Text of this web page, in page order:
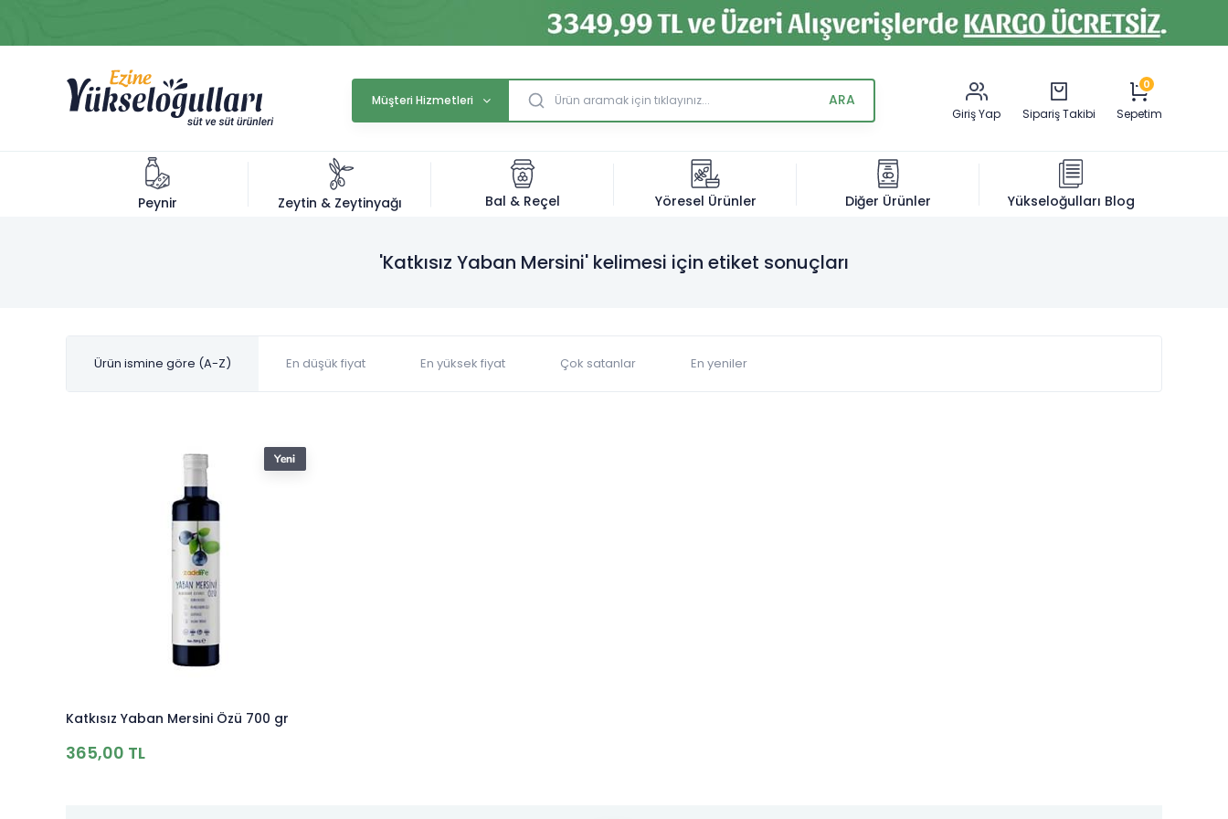
Müşteri Hizmetleri
Giriş Yap
Sipariş Takibi
0
Sepetim
Peynir Zeytin & Zeytinyağı Bal & Reçel Yöresel Ürünler Diğer Ürünler Yükseloğulları Blog
'Katkısız Yaban Mersini' kelimesi için etiket sonuçları
Ürün ismine göre (A-Z) En düşük fiyat En yüksek fiyat Çok satanlar En yeniler
Katkısız Yaban Mersini Özü 700 gr
365,00 TL